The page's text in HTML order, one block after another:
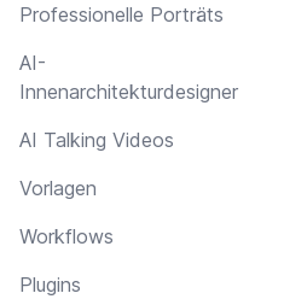
Professionelle Porträts
AI-
Innenarchitekturdesigner
AI Talking Videos
Vorlagen
Workflows
Plugins